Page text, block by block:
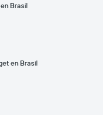
Brasil
en Brasil